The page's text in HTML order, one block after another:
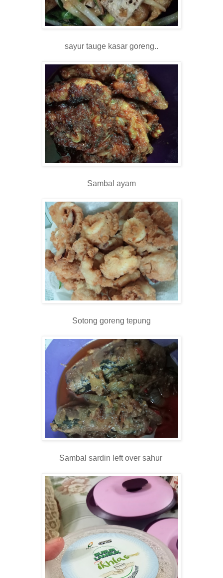
sayur tauge kasar goreng..
Sambal ayam
Sotong goreng tepung
Sambal sardin left over sahur